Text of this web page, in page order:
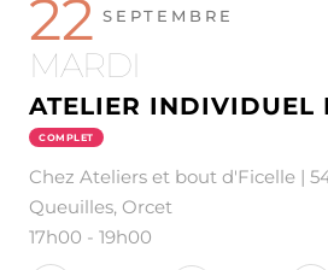
22 SEPTEMBRE
MARDI
ATELIER INDIVIDUEL
COMPLET
Chez Ateliers et bout d'Ficelle |
Queuilles, Orcet
17h00 -19h00